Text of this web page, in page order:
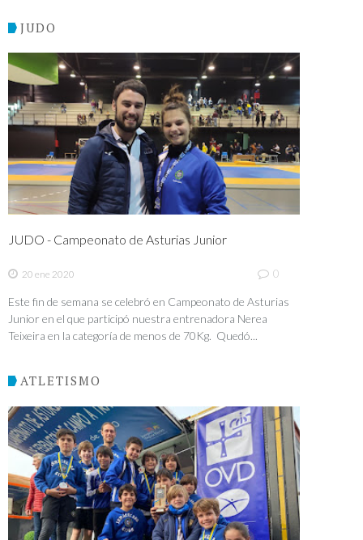
JUDO
JUDO - Campeonato de Asturias Junior
20 ene 2020 0
Este fin de semana se celebró en Campeonato de Asturias
Junior en el que participó nuestra entrenadora Nerea
Teixeira en la categoría de menos de 70Kg. Quedó...
ATLETISMO